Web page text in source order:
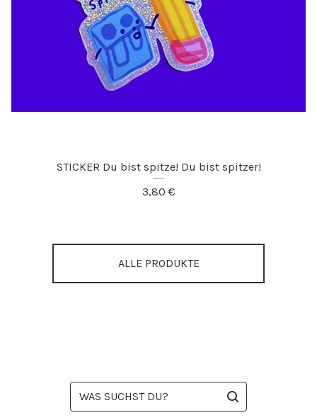
STICKER Du bist spitze! Du bist spitzer!
3,80 €
ALLE PRODUKTE
WAS
SUCHST